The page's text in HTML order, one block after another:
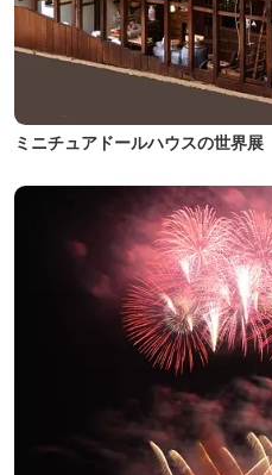
ミニチュアドールハウスの世界展